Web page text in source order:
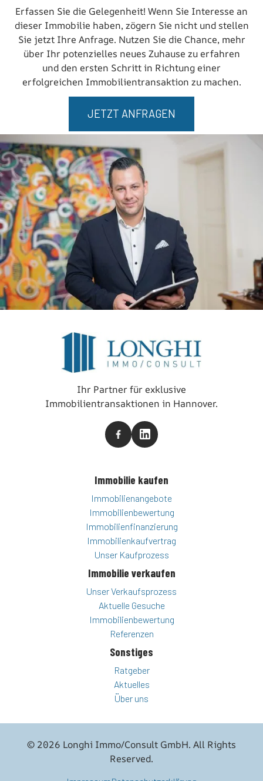
Erfassen Sie die Gelegenheit! Wenn Sie Interesse an
dieser Immobilie haben, zögern Sie nicht und stellen
Sie jetzt Ihre Anfrage. Nutzen Sie die Chance, mehr
über Ihr potenzielles neues Zuhause zu erfahren
und den ersten Schritt in Richtung einer
erfolgreichen Immobilientransaktion zu machen.
JETZT ANFRAGEN
Ihr Partner für exklusive
Immobilientransaktionen in Hannover.
Immobilie kaufen
Immobilienangebote
Immobilienbewertung
Immobilienfinanzierung
Immobilienkaufvertrag
Unser Kaufprozess
Immobilie verkaufen
Unser Verkaufsprozess
Aktuelle Gesuche
Immobilienbewertung
Referenzen
Sonstiges
Ratgeber
Aktuelles
Über uns
© 2026 Longhi Immo/Consult GmbH. All Rights
Reserved.